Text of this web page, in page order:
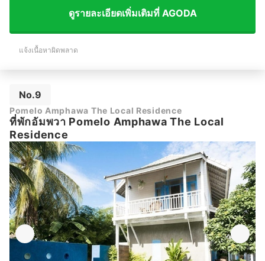
ดูรายละเอียดเพิ่มเติมที่ AGODA
แจ้งเนื้อหาผิดพลาด
No.9
Pomelo Amphawa The Local Residence
ที่พักอัมพวา Pomelo Amphawa The Local
Residence